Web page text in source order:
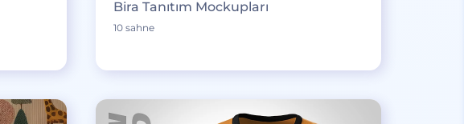
Bira Tanıtım Mockupları
10 sahne